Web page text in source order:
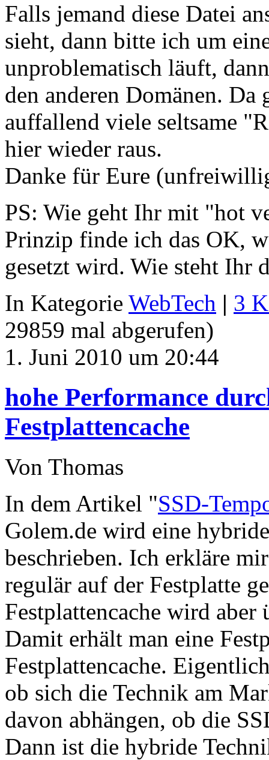
Falls jemand diese Datei
sieht, dann bitte ich um
unproblematisch läuft,
den anderen Domänen.
auffallend viele seltsame
hier wieder raus.
Danke für Eure
PS: Wie geht Ihr mit "hot
Prinzip finde ich das OK,
gesetzt wird. Wie steht Ihr
In Kategorie WebTech | 3
29859 mal abgerufen)
1. Juni 2010 um 20:44
hohe Performance
Festplattencache
Von Thomas
In dem Artikel "SSD-
Golem.de wird eine
beschrieben. Ich erkläre
regulär auf der Festplatte
Festplattencache wird
Damit erhält man eine
Festplattencache.
ob sich die Technik am
davon abhängen, ob die
Dann ist die hybride